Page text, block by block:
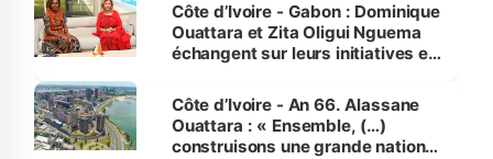
Côte d’Ivoire - Gabon : Dominique
Ouattara et Zita Oligui Nguema
échangent sur leurs initiatives en
enfants
Côte d’Ivoire - An 66. Alassane
Ouattara : « Ensemble, (…)
construisons une grande nation